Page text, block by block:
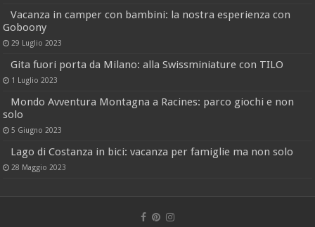
Vacanza in camper con bambini: la nostra esperienza con
Goboony
29 Luglio 2023
Gita fuori porta da Milano: alla Swissminiature con TILO
1 Luglio 2023
Mondo Avventura Montagna a Racines: parco giochi e non
solo
5 Giugno 2023
Lago di Costanza in bici: vacanza per famiglie ma non solo
28 Maggio 2023